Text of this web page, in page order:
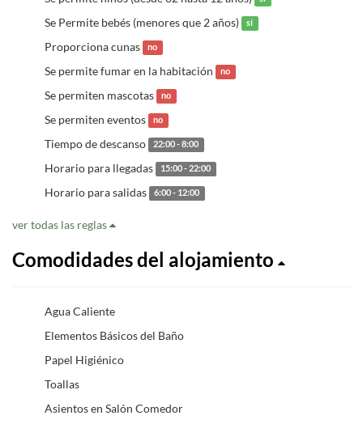
Se Permite bebés (menores que 2 años) sí
Proporciona cunas no
Se permite fumar en la habitación no
Se permiten mascotas no
Se permiten eventos no
Tiempo de descanso 22:00 - 8:00
Horario para llegadas 15:00 - 22:00
Horario para salidas 6:00 - 12:00
ver todas las reglas
Comodidades del alojamiento
Agua Caliente
Elementos Básicos del Baño
Papel Higiénico
Toallas
Asientos en Salón Comedor